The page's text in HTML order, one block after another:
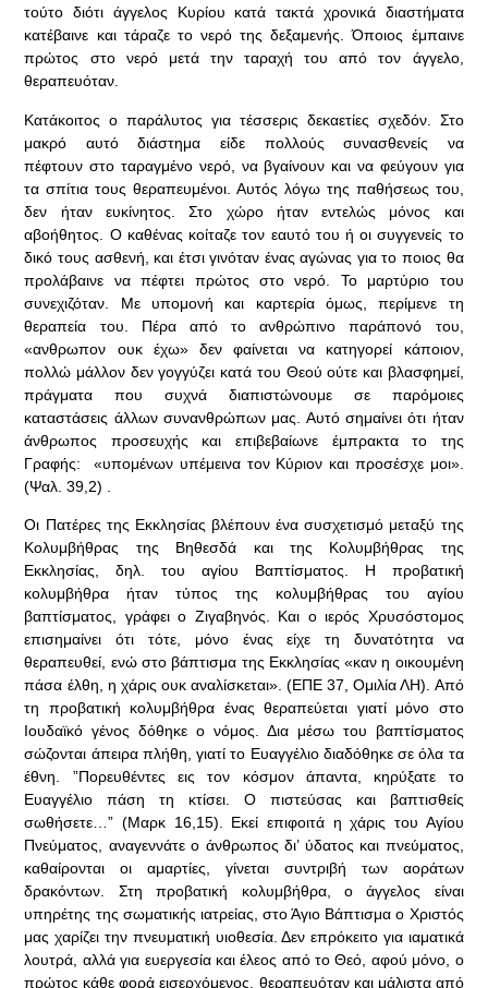
τούτο διότι άγγελος Κυρίου κατά τακτά χρονικά διαστήματα
κατέβαινε και τάραζε το νερό της δεξαμενής. Όποιος έμπαινε
πρώτος στο νερό μετά την ταραχή του από τον άγγελο,
θεραπευόταν.
Κατάκοιτος ο παράλυτος για τέσσερις δεκαετίες σχεδόν. Στο
μακρό αυτό διάστημα είδε πολλούς συνασθενείς να
πέφτουν στο ταραγμένο νερό, να βγαίνουν και να φεύγουν για
τα σπίτια τους θεραπευμένοι. Αυτός λόγω της παθήσεως του,
δεν ήταν ευκίνητος. Στο χώρο ήταν εντελώς μόνος και
αβοήθητος. Ο καθένας κοίταζε τον εαυτό του ή οι συγγενείς το
δικό τους ασθενή, και έτσι γινόταν ένας αγώνας για το ποιος θα
προλάβαινε να πέφτει πρώτος στο νερό. Το μαρτύριο του
συνεχιζόταν. Με υπομονή και καρτερία όμως, περίμενε τη
θεραπεία του. Πέρα από το ανθρώπινο παράπονό του,
«ανθρωπον ουκ έχω» δεν φαίνεται να κατηγορεί κάποιον,
πολλώ μάλλον δεν γογγύζει κατά του Θεού ούτε και βλασφημεί,
πράγματα που συχνά διαπιστώνουμε σε παρόμοιες
καταστάσεις άλλων συνανθρώπων μας. Αυτό σημαίνει ότι ήταν
άνθρωπος προσευχής και επιβεβαίωνε έμπρακτα το της
Γραφής: «υπομένων υπέμεινα τον Κύριον και προσέσχε μοι».
(Ψαλ. 39,2) .
Οι Πατέρες της Εκκλησίας βλέπουν ένα συσχετισμό μεταξύ της
Κολυμβήθρας της Βηθεσδά και της Κολυμβήθρας της
Εκκλησίας, δηλ. του αγίου Βαπτίσματος. Η προβατική
κολυμβήθρα ήταν τύπος της κολυμβήθρας του αγίου
βαπτίσματος, γράφει ο Ζιγαβηνός. Και ο ιερός Χρυσόστομος
επισημαίνει ότι τότε, μόνο ένας είχε τη δυνατότητα να
θεραπευθεί, ενώ στο βάπτισμα της Εκκλησίας «καν η οικουμένη
πάσα έλθη, η χάρις ουκ αναλίσκεται». (ΕΠΕ 37, Ομιλία ΛΗ). Από
τη προβατική κολυμβήθρα ένας θεραπεύεται γιατί μόνο στο
Ιουδαϊκό γένος δόθηκε ο νόμος. Δια μέσω του βαπτίσματος
σώζονται άπειρα πλήθη, γιατί το Ευαγγέλιο διαδόθηκε σε όλα τα
έθνη. ”Πορευθέντες εις τον κόσμον άπαντα, κηρύξατε το
Ευαγγέλιο πάση τη κτίσει. Ο πιστεύσας και βαπτισθείς
σωθήσετε…” (Μαρκ 16,15). Εκεί επιφοιτά η χάρις του Αγίου
Πνεύματος, αναγεννάτε ο άνθρωπος δι’ ύδατος και πνεύματος,
καθαίρονται οι αμαρτίες, γίνεται συντριβή των αοράτων
δρακόντων. Στη προβατική κολυμβήθρα, ο άγγελος είναι
υπηρέτης της σωματικής ιατρείας, στο Άγιο Βάπτισμα ο Χριστός
μας χαρίζει την πνευματική υιοθεσία. Δεν επρόκειτο για ιαματικά
λουτρά, αλλά για ευεργεσία και έλεος από το Θεό, αφού μόνο, ο
πρώτος κάθε φορά εισερχόμενος, θεραπευόταν και μάλιστα από